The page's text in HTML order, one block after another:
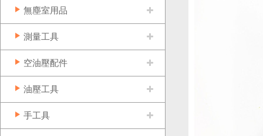
無塵室用品
測量工具
空油壓配件
油壓工具
手工具